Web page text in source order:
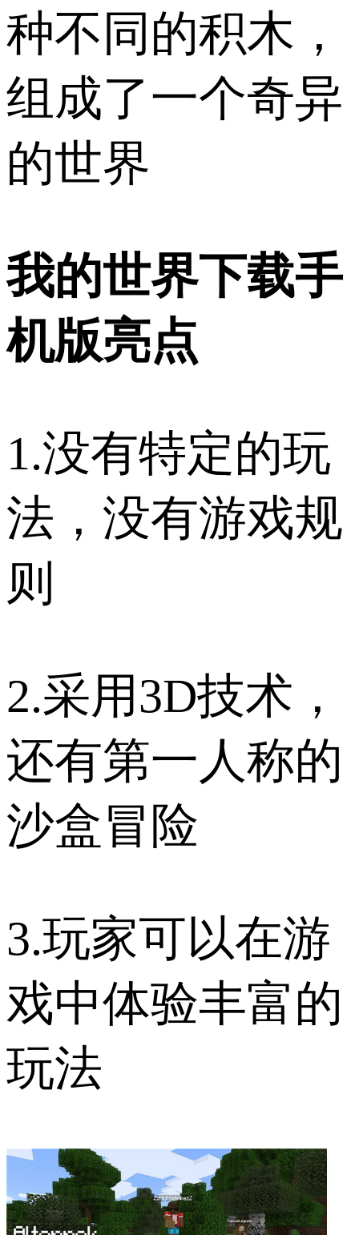
种不同的积木，
组成了一个奇异
的世界
我的世界下载手
机版亮点
1.没有特定的玩
法，没有游戏规
则
2.采用3D技术，
还有第一人称的
沙盒冒险
3.玩家可以在游
戏中体验丰富的
玩法